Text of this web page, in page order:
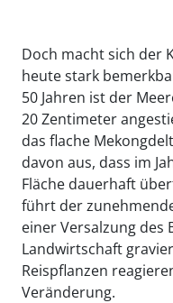
Doch macht sich der
heute stark
50 Jahren ist der
20 Zentimeter
das flache
davon aus, dass im
Fläche dauerhaft
führt der
einer Versalzung des
Landwirtschaft
Reispflanzen
Veränderung.